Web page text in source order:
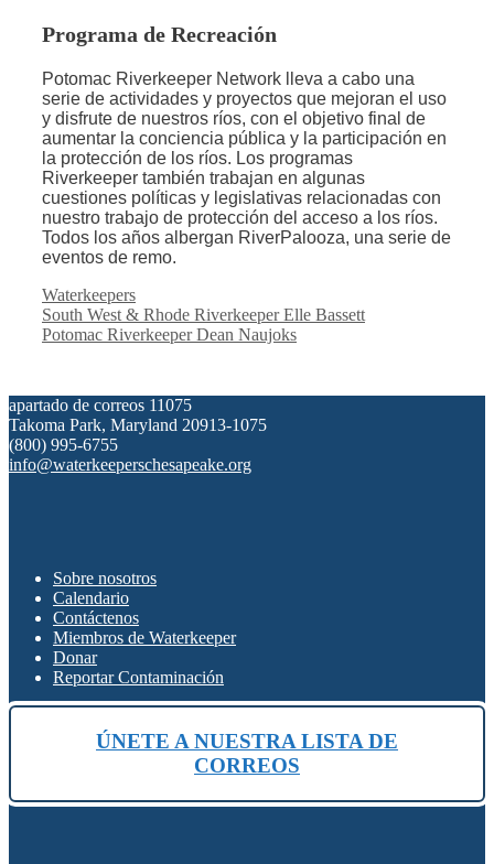
Programa de Recreación
Potomac Riverkeeper Network lleva a cabo una
serie de actividades y proyectos que mejoran el uso
y disfrute de nuestros ríos, con el objetivo final de
aumentar la conciencia pública y la participación en
la protección de los ríos. Los programas
Riverkeeper también trabajan en algunas
cuestiones políticas y legislativas relacionadas con
nuestro trabajo de protección del acceso a los ríos.
Todos los años albergan RiverPalooza, una serie de
eventos de remo.
Categorías
Waterkeepers
South West & Rhode Riverkeeper Elle Bassett
Potomac Riverkeeper Dean Naujoks
apartado de correos 11075
Takoma Park, Maryland 20913-1075
(800) 995-6755
info@waterkeeperschesapeake.org
Sobre nosotros
Calendario
Contáctenos
Miembros de Waterkeeper
Donar
Reportar Contaminación
ÚNETE A NUESTRA LISTA DE
CORREOS